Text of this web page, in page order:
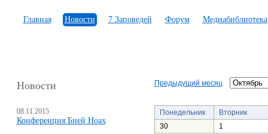
Главная Новости 7 Заповедей Форум Медиабиблиотека
Новости
08.11.2015
Конференция Бней Ноах
Предыдущий месяц
Понедельник
Вторник
30
1